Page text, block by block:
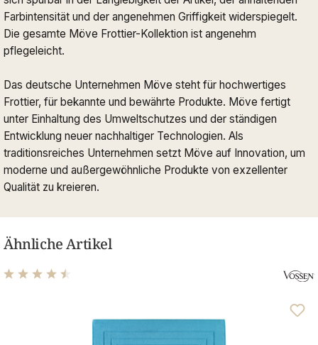
Farbintensität und der angenehmen Griffigkeit widerspiegelt.
Die gesamte Möve Frottier-Kollektion ist angenehm
pflegeleicht.
Das deutsche Unternehmen Möve steht für hochwertiges
Frottier, für bekannte und bewährte Produkte. Möve fertigt
unter Einhaltung des Umweltschutzes und der ständigen
Entwicklung neuer nachhaltiger Technologien. Als
traditionsreiches Unternehmen setzt Möve auf Innovation, um
moderne und außergewöhnliche Produkte von exzellenter
Qualität zu kreieren.
Ähnliche Artikel